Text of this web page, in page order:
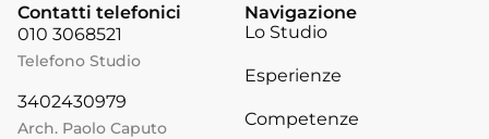
Contatti telefonici
010 3068521
Telefono Studio
3402430979
Arch. Paolo Caputo
Navigazione
Lo Studio
Esperienze
Competenze